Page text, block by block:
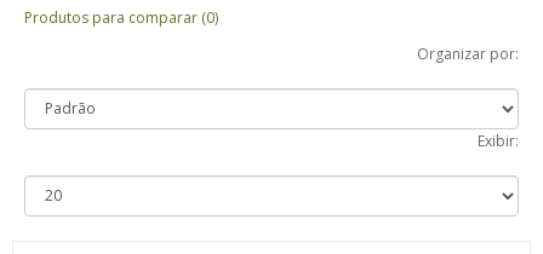
Produtos para comparar (0)
Organizar por:
Exibir: